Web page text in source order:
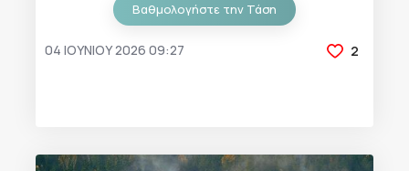
Βαθμολογήστε την Τάση
04 ΙΟΥΝΊΟΥ 2026 09:27 2